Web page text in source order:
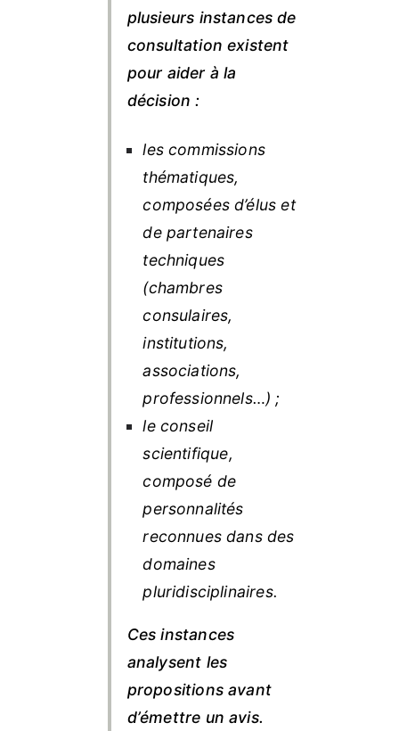
plusieurs instances de
consultation existent
pour aider à la
décision :
les commissions
thématiques,
composées d’élus et
de partenaires
techniques
(chambres
consulaires,
institutions,
associations,
professionnels…) ;
le conseil
scientifique,
composé de
personnalités
reconnues dans des
domaines
pluridisciplinaires.
Ces instances
analysent les
propositions avant
d’émettre un avis.